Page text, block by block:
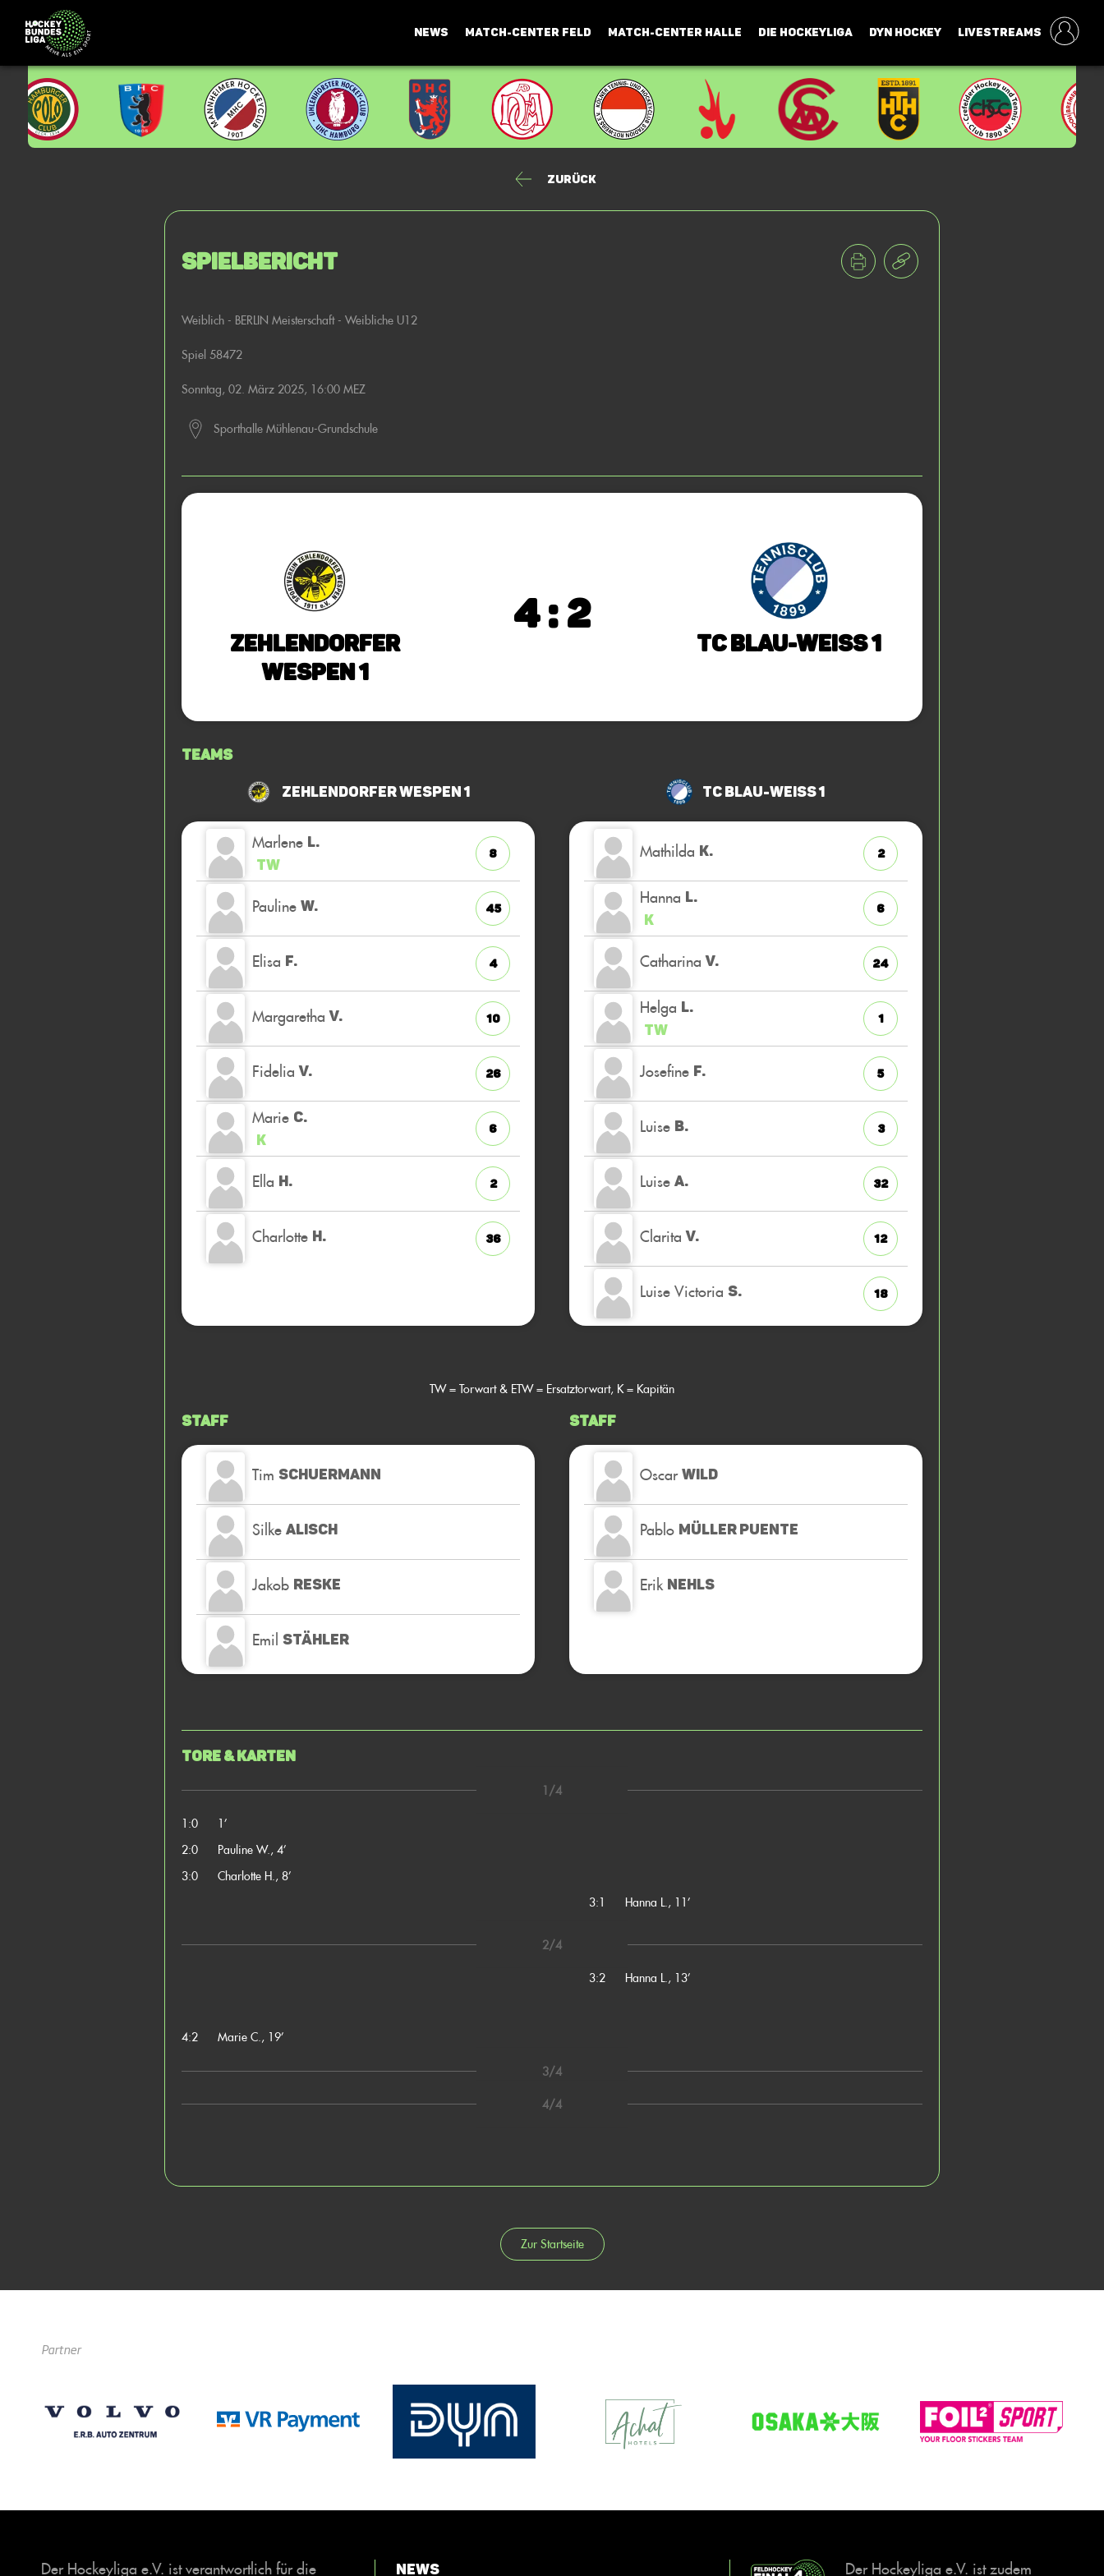
NEWS MATCH-CENTER FELD MATCH-CENTER HALLE DIE HOCKEYLIGA DYN HOCKEY LIVESTREAMS
Zurück
Spielbericht
Weiblich - BERLIN Meisterschaft - Weibliche U12
Spiel 58472
Sonntag, 02. März 2025, 16:00 MEZ
Sporthalle Mühlenau-Grundschule
Zehlendorfer
Wespen 1
4 : 2
TC Blau-Weiss 1
Teams
Zehlendorfer Wespen 1
Marlene L.
TW
8
Pauline W. 45
Elisa F. 4
Margaretha V. 10
Fidelia V. 26
Marie C.
K
6
Ella H. 2
Charlotte H. 36
TC Blau-Weiss 1
Mathilda K. 2
Hanna L.
K
6
Catharina V. 24
Helga L.
TW
1
Josefine F. 5
Luise B. 3
Luise A. 32
Clarita V. 12
Luise Victoria S. 18
TW = Torwart & ETW = Ersatztorwart, K = Kapitän
Staff
Tim SCHUERMANN
Silke ALISCH
Jakob RESKE
Emil STÄHLER
Staff
Oscar WILD
Pablo MÜLLER PUENTE
Erik NEHLS
Tore & Karten
1/4
1:0
1’
2:0
Pauline W., 4’
3:0
Charlotte H., 8’
3:1
Hanna L., 11’
2/4
3:2 Hanna L., 13’
4:2 Marie C., 19’
3/4
4/4
Zur Startseite
Partner
Der Hockeyliga e.V. ist verantwortlich für die News Der Hockeyliga e.V. ist zudem